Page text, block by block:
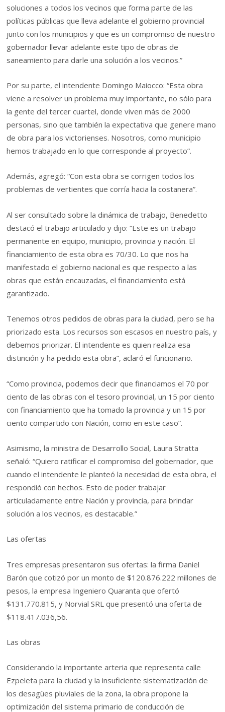
soluciones a todos los vecinos que forma parte de las
políticas públicas que lleva adelante el gobierno provincial
junto con los municipios y que es un compromiso de nuestro
gobernador llevar adelante este tipo de obras de
saneamiento para darle una solución a los vecinos.”
Por su parte, el intendente Domingo Maiocco: “Esta obra
viene a resolver un problema muy importante, no sólo para
la gente del tercer cuartel, donde viven más de 2000
personas, sino que también la expectativa que genere mano
de obra para los victorienses. Nosotros, como municipio
hemos trabajado en lo que corresponde al proyecto”.
Además, agregó: “Con esta obra se corrigen todos los
problemas de vertientes que corría hacia la costanera”.
Al ser consultado sobre la dinámica de trabajo, Benedetto
destacó el trabajo articulado y dijo: “Este es un trabajo
permanente en equipo, municipio, provincia y nación. El
financiamiento de esta obra es 70/30. Lo que nos ha
manifestado el gobierno nacional es que respecto a las
obras que están encauzadas, el financiamiento está
garantizado.
Tenemos otros pedidos de obras para la ciudad, pero se ha
priorizado esta. Los recursos son escasos en nuestro país, y
debemos priorizar. El intendente es quien realiza esa
distinción y ha pedido esta obra”, aclaró el funcionario.
“Como provincia, podemos decir que financiamos el 70 por
ciento de las obras con el tesoro provincial, un 15 por ciento
con financiamiento que ha tomado la provincia y un 15 por
ciento compartido con Nación, como en este caso”.
Asimismo, la ministra de Desarrollo Social, Laura Stratta
señaló: “Quiero ratificar el compromiso del gobernador, que
cuando el intendente le planteó la necesidad de esta obra, el
respondió con hechos. Esto de poder trabajar
articuladamente entre Nación y provincia, para brindar
solución a los vecinos, es destacable.”
Las ofertas
Tres empresas presentaron sus ofertas: la firma Daniel
Barón que cotizó por un monto de $120.876.222 millones de
pesos, la empresa Ingeniero Quaranta que ofertó
$131.770.815, y Norvial SRL que presentó una oferta de
$118.417.036,56.
Las obras
Considerando la importante arteria que representa calle
Ezpeleta para la ciudad y la insuficiente sistematización de
los desagües pluviales de la zona, la obra propone la
optimización del sistema primario de conducción de